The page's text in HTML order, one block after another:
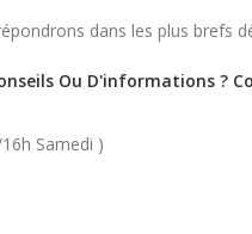
dans les plus brefs
Ou D'informations ?
Samedi )